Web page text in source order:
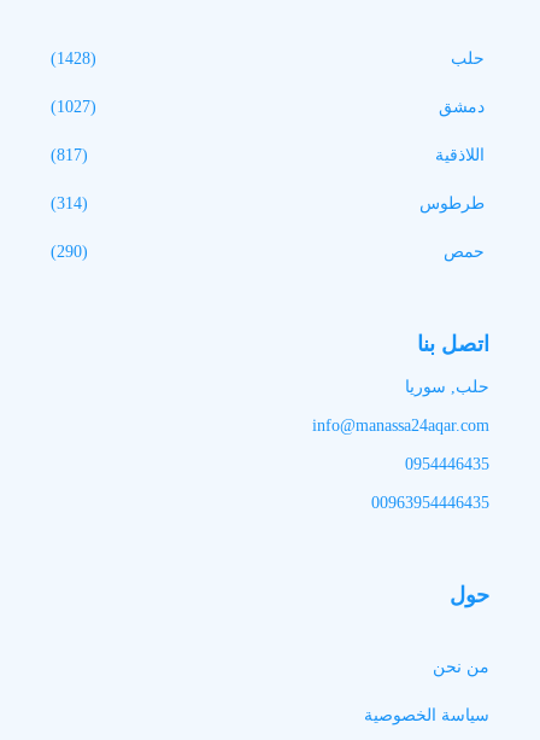
حلب (1428)
دمشق (1027)
اللاذقية (817)
طرطوس (314)
حمص (290)
اتصل بنا
حلب, سوريا
info@manassa24aqar.com
0954446435
00963954446435
حول
من نحن
سياسة الخصوصية